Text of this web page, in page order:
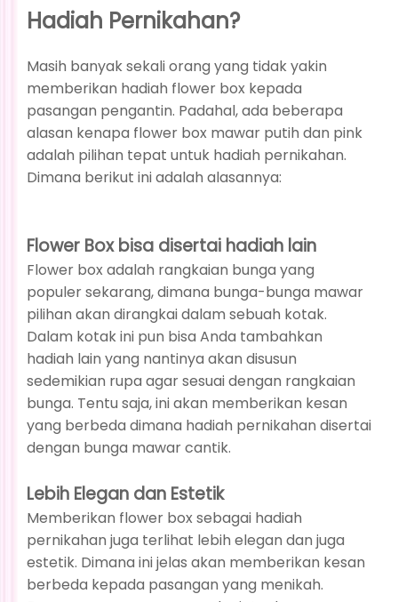
Hadiah Pernikahan?
Masih banyak sekali orang yang tidak yakin
memberikan hadiah flower box kepada
pasangan pengantin. Padahal, ada beberapa
alasan kenapa flower box mawar putih dan pink
adalah pilihan tepat untuk hadiah pernikahan.
Dimana berikut ini adalah alasannya:
Flower Box bisa disertai hadiah lain
Flower box adalah rangkaian bunga yang
populer sekarang, dimana bunga-bunga mawar
pilihan akan dirangkai dalam sebuah kotak.
Dalam kotak ini pun bisa Anda tambahkan
hadiah lain yang nantinya akan disusun
sedemikian rupa agar sesuai dengan rangkaian
bunga. Tentu saja, ini akan memberikan kesan
yang berbeda dimana hadiah pernikahan disertai
dengan bunga mawar cantik.
Lebih Elegan dan Estetik
Memberikan flower box sebagai hadiah
pernikahan juga terlihat lebih elegan dan juga
estetik. Dimana ini jelas akan memberikan kesan
berbeda kepada pasangan yang menikah.